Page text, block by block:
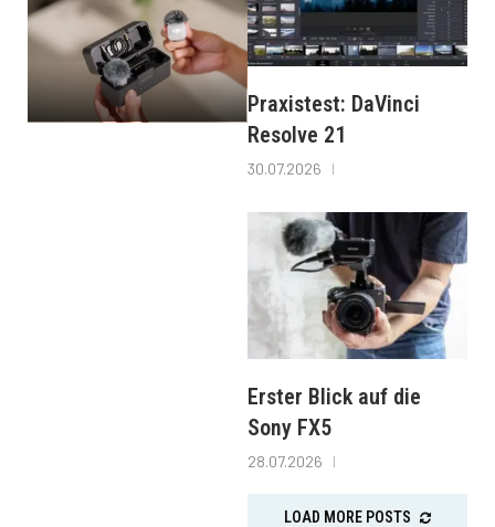
Praxistest: DaVinci
Resolve 21
30.07.2026
Erster Blick auf die
Sony FX5
28.07.2026
LOAD MORE POSTS